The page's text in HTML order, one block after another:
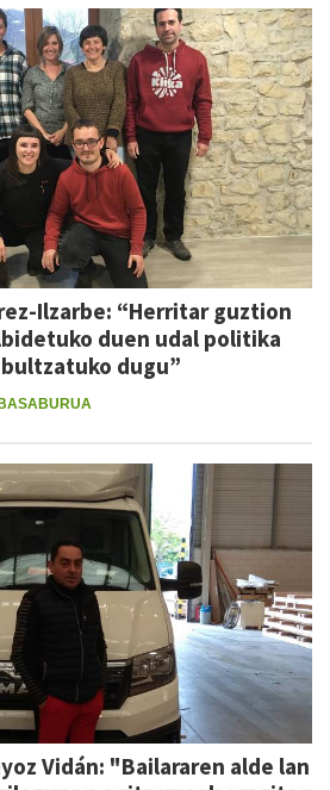
Ilzarbe: “Herritar guztion
duen udal politika
dugu”
BASABURUA
Vidán: "Bailararen alde lan